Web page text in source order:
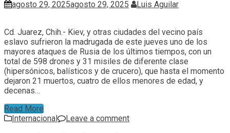
agosto 29, 2025agosto 29, 2025 Luis Aguilar
Cd. Juarez, Chih.- Kiev, y otras ciudades del vecino país
eslavo sufrieron la madrugada de este jueves uno de los
mayores ataques de Rusia de los últimos tiempos, con un
total de 598 drones y 31 misiles de diferente clase
(hipersónicos, balísticos y de crucero), que hasta el momento
dejaron 21 muertos, cuatro de ellos menores de edad, y
decenas…
Read More
Internacional
Leave a comment